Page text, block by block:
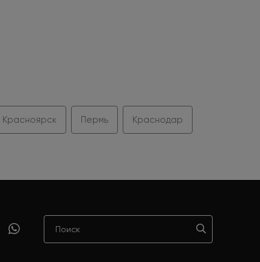
Красноярск Пермь Краснодар